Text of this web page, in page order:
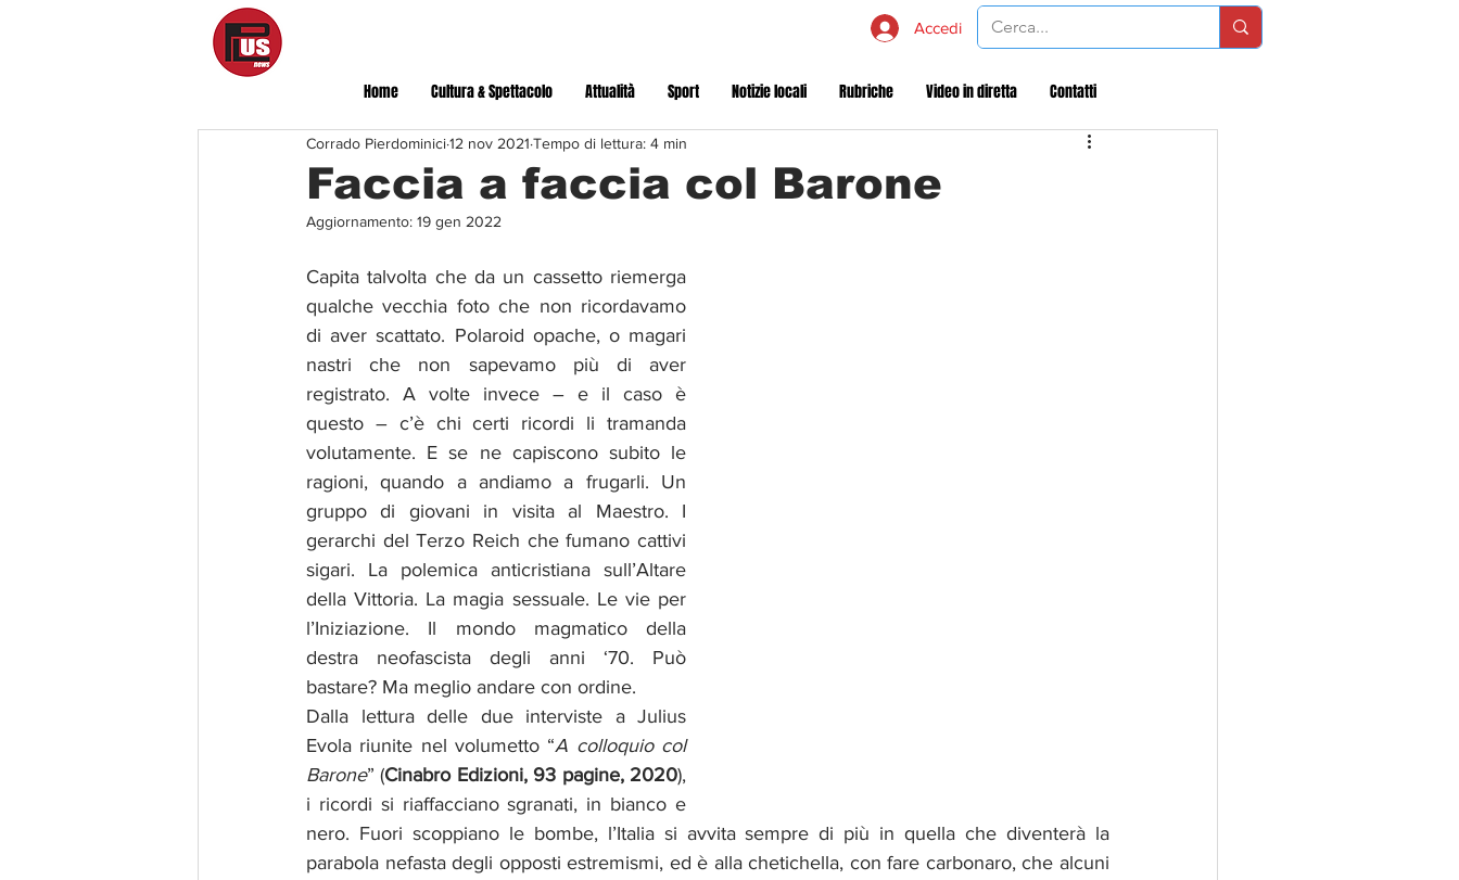
Accedi
Home Cultura & Spettacolo Attualità Sport Notizie locali Rubriche Video in diretta Contatti
Faccia a faccia col Barone
Corrado Pierdominici12 nov 2021 Tempo di lettura: 4 min
Aggiornamento: 19 gen 2022
Capita talvolta che da un cassetto riemerga
qualche vecchia foto che non ricordavamo
di aver scattato. Polaroid opache, o magari
nastri che non sapevamo più di aver
registrato. A volte invece – e il caso è
questo – c’è chi certi ricordi li tramanda
volutamente. E se ne capiscono subito le
ragioni, quando a andiamo a frugarli. Un
gruppo di giovani in visita al Maestro. I
gerarchi del Terzo Reich che fumano cattivi
sigari. La polemica anticristiana sull’Altare
della Vittoria. La magia sessuale. Le vie per
l’Iniziazione. Il mondo magmatico della
destra neofascista degli anni ‘70. Può
bastare? Ma meglio andare con ordine.
Dalla lettura delle due interviste a Julius
Evola riunite nel volumetto “A colloquio col
Barone” (Cinabro Edizioni, 93 pagine, 2020),
i ricordi si riaffacciano sgranati, in bianco e
nero. Fuori scoppiano le bombe, l’Italia si avvita sempre di più in quella che diventerà la
parabola nefasta degli opposti estremismi, ed è alla chetichella, con fare carbonaro, che alcuni